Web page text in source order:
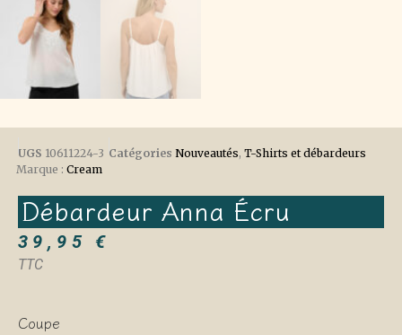
UGS 10611224-3 Catégories Nouveautés, T-Shirts et débardeurs
Marque : Cream
Débardeur Anna Écru
39,95€
TTC
Coupe